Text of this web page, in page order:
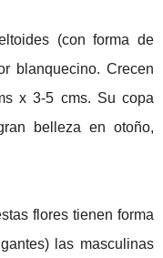
(con forma de
blanquecino. Crecen
x 3-5 cms. Su copa
belleza en otoño,
flores tienen forma
las masculinas